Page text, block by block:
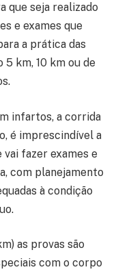
que seja realizado
e exames que
a prática das
km, 10 km ou de
infartos, a corrida
é imprescindível a
fazer exames e
com planejamento
à condição
as provas são
com o corpo